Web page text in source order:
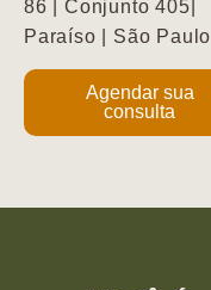
86 | Conjunto 405|
Paraíso | São Paulo
Agendar sua
consulta